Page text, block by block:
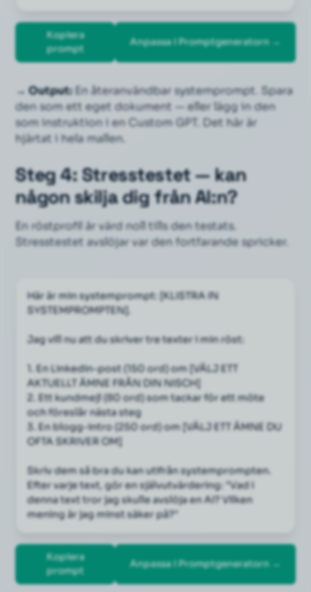
Kopiera
prompt
Anpassa i Promptgeneratorn →
→ Output:En återanvändbar systemprompt. Spara
den som ett eget dokument — eller lägg in den
som instruktion i en Custom GPT. Det här är
hjärtat i hela mallen.
Steg 4: Stresstestet — kan
någon skilja dig från AI:n?
En röstprofil är värd noll tills den testats.
Stresstestet avslöjar var den fortfarande spricker.
Här är min systemprompt: [KLISTRA IN
SYSTEMPROMPTEN].
Jag vill nu att du skriver tre texter i min röst:
1. En LinkedIn-post (150 ord) om [VÄLJ ETT
AKTUELLT ÄMNE FRÅN DIN NISCH]
2. Ett kundmejl (80 ord) som tackar för ett möte
och föreslår nästa steg
3. En blogg-intro (250 ord) om [VÄLJ ETT ÄMNE DU
OFTA SKRIVER OM]
Skriv dem så bra du kan utifrån systemprompten.
Efter varje text, gör en självutvärdering: "Vad i
denna text tror jag skulle avslöja en AI? Vilken
mening är jag minst säker på?"
Kopiera
prompt
Anpassa i Promptgeneratorn →